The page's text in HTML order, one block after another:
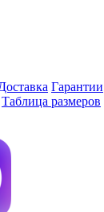
Гарантии
Таблица размеров